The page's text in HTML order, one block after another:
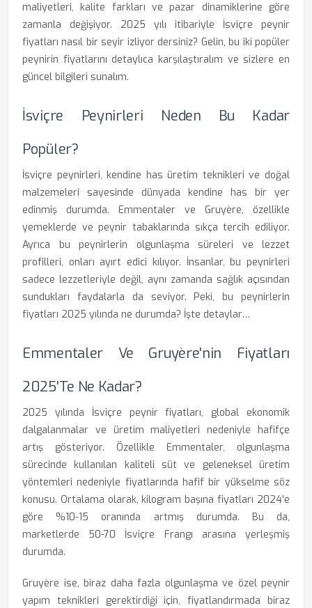
maliyetleri, kalite farkları ve pazar dinamiklerine göre
zamanla değişiyor. 2025 yılı itibariyle İsviçre peynir
fiyatları nasıl bir seyir izliyor dersiniz? Gelin, bu iki popüler
peynirin fiyatlarını detaylıca karşılaştıralım ve sizlere en
güncel bilgileri sunalım.
İsviçre Peynirleri Neden Bu Kadar
Popüler?
İsviçre peynirleri, kendine has üretim teknikleri ve doğal
malzemeleri sayesinde dünyada kendine has bir yer
edinmiş durumda. Emmentaler ve Gruyère, özellikle
yemeklerde ve peynir tabaklarında sıkça tercih ediliyor.
Ayrıca bu peynirlerin olgunlaşma süreleri ve lezzet
profilleri, onları ayırt edici kılıyor. İnsanlar, bu peynirleri
sadece lezzetleriyle değil, aynı zamanda sağlık açısından
sundukları faydalarla da seviyor. Peki, bu peynirlerin
fiyatları 2025 yılında ne durumda? İşte detaylar…
Emmentaler Ve Gruyère'nin Fiyatları
2025'te Ne Kadar?
2025 yılında İsviçre peynir fiyatları, global ekonomik
dalgalanmalar ve üretim maliyetleri nedeniyle hafifçe
artış gösteriyor. Özellikle Emmentaler, olgunlaşma
sürecinde kullanılan kaliteli süt ve geleneksel üretim
yöntemleri nedeniyle fiyatlarında hafif bir yükselme söz
konusu. Ortalama olarak, kilogram başına fiyatları 2024'e
göre %10-15 oranında artmış durumda. Bu da,
marketlerde 50-70 İsviçre Frangı arasına yerleşmiş
durumda.
Gruyère ise, biraz daha fazla olgunlaşma ve özel peynir
yapım teknikleri gerektirdiği için, fiyatlandırmada biraz